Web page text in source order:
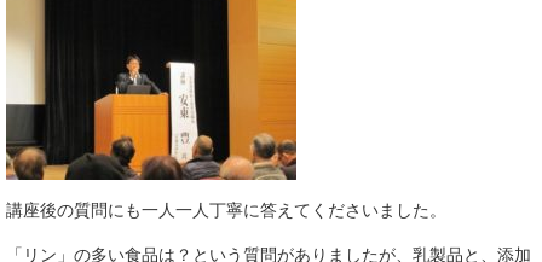
講座後の質問にも一人一人丁寧に答えてくださいました。
「リン」の多い食品は？という質問がありましたが、乳製品と、添加